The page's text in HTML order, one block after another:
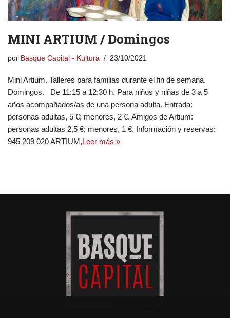
MINI ARTIUM / Domingos
por Basque Capital - Kultura 23/10/2021
Mini Artium. Talleres para familias durante el fin de semana.
Domingos. De 11:15 a 12:30 h. Para niños y niñas de 3 a 5
años acompañados/as de una persona adulta. Entrada:
personas adultas, 5 €; menores, 2 €. Amigos de Artium:
personas adultas 2,5 €; menores, 1 €. Información y reservas:
945 209 020 ARTIUM,Leer más »